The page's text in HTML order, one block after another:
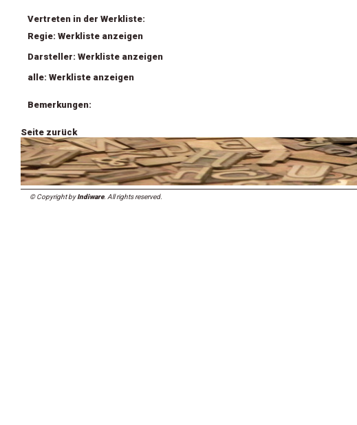
Vertreten in der Werkliste:
Regie: Werkliste anzeigen
Darsteller: Werkliste anzeigen
alle: Werkliste anzeigen
Bemerkungen:
Seite zurück
© Copyright byIndiware. All rights reserved.